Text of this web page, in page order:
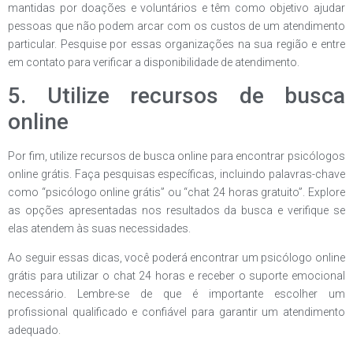
mantidas por doações e voluntários e têm como objetivo ajudar
pessoas que não podem arcar com os custos de um atendimento
particular. Pesquise por essas organizações na sua região e entre
em contato para verificar a disponibilidade de atendimento.
5. Utilize recursos de busca
online
Por fim, utilize recursos de busca online para encontrar psicólogos
online grátis. Faça pesquisas específicas, incluindo palavras-chave
como “psicólogo online grátis” ou “chat 24 horas gratuito”. Explore
as opções apresentadas nos resultados da busca e verifique se
elas atendem às suas necessidades.
Ao seguir essas dicas, você poderá encontrar um psicólogo online
grátis para utilizar o chat 24 horas e receber o suporte emocional
necessário. Lembre-se de que é importante escolher um
profissional qualificado e confiável para garantir um atendimento
adequado.